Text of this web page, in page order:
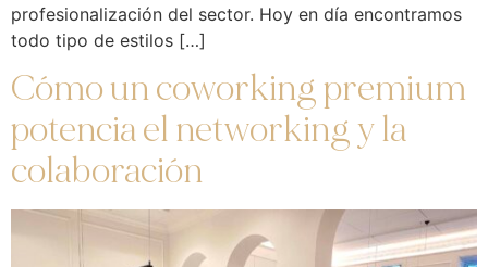
profesionalización del sector. Hoy en día encontramos
todo tipo de estilos […]
Cómo un coworking premium
potencia el networking y la
colaboración